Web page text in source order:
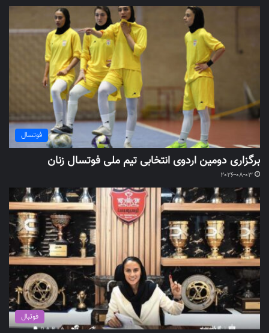
فوتسال
برگزاری دومین اردوی انتخابی تیم ملی فوتسال زنان
2026-08-03
فوتبال